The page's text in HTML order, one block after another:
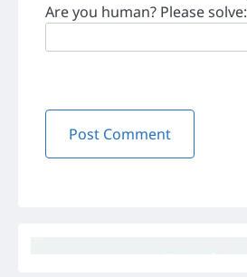
Are you human? Please solve: